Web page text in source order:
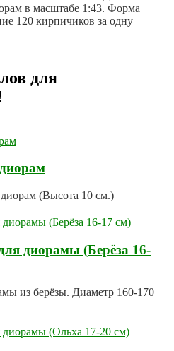
в масштабе 1:43. Форма
120 кирпичиков за одну
для
диорам (Высота 10 см.)
диорамы (Берёза 16-
из берёзы. Диаметр 160-170